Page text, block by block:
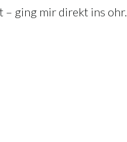
– ging mir direkt ins ohr.